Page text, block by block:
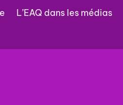
L’EAQ dans les médias